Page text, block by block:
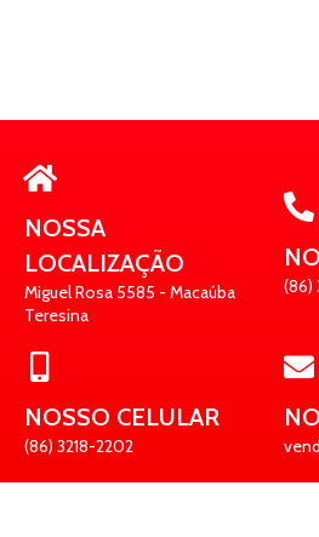
NOSSA
LOCALIZAÇÃO
Miguel Rosa 5585 - Macaúba
Teresina
(86)
NOSSO CELULAR
(86) 3218-2202